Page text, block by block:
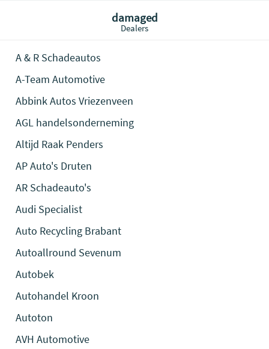
damaged
Dealers
A & R Schadeautos
A-Team Automotive
Abbink Autos Vriezenveen
AGL handelsonderneming
Altijd Raak Penders
AP Auto's Druten
AR Schadeauto's
Audi Specialist
Auto Recycling Brabant
Autoallround Sevenum
Autobek
Autohandel Kroon
Autoton
AVH Automotive